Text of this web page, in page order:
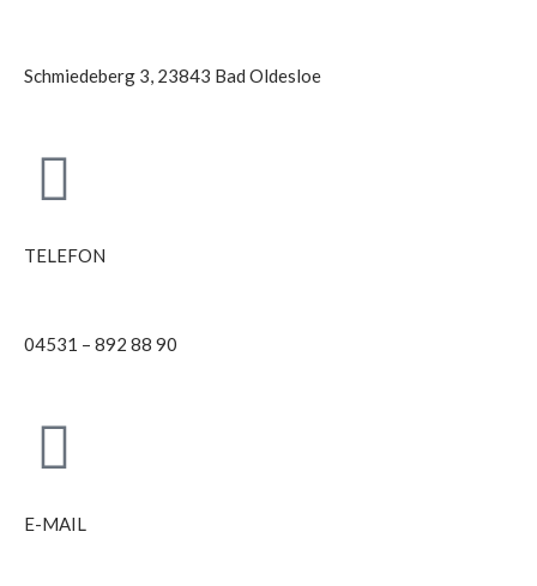
Schmiedeberg 3, 23843 Bad Oldesloe
TELEFON
04531 – 892 88 90
E-MAIL